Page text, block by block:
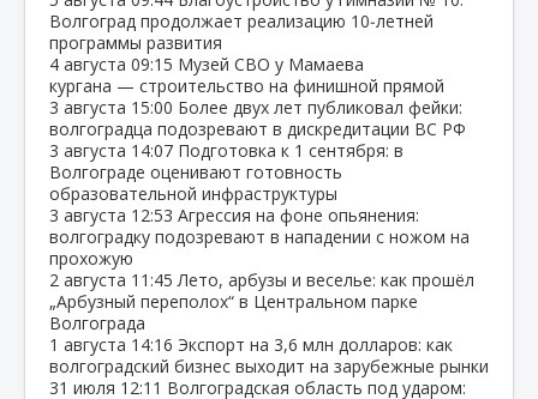
Волгоград продолжает реализацию 10‑летней
программы развития
4 августа 09:15 Музей СВО у Мамаева
кургана — строительство на финишной прямой
3 августа 15:00 Более двух лет публиковал фейки:
волгоградца подозревают в дискредитации ВС РФ
3 августа 14:07 Подготовка к 1 сентября: в
Волгограде оценивают готовность
образовательной инфраструктуры
3 августа 12:53 Агрессия на фоне опьянения:
волгоградку подозревают в нападении с ножом на
прохожую
2 августа 11:45 Лето, арбузы и веселье: как прошёл
„Арбузный переполох“ в Центральном парке
Волгограда
1 августа 14:16 Экспорт на 3,6 млн долларов: как
волгоградский бизнес выходит на зарубежные рынки
31 июля 12:11 Волгоградская область под ударом: